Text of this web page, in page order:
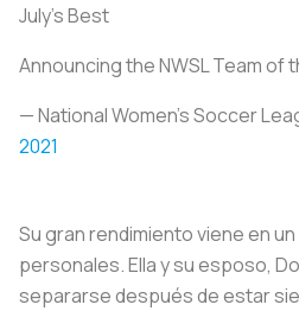
July's Best
Announcing the NWSL Team of
— National Women’s Soccer
2021
Su gran rendimiento viene en
personales. Ella y su esposo,
separarse después de estar